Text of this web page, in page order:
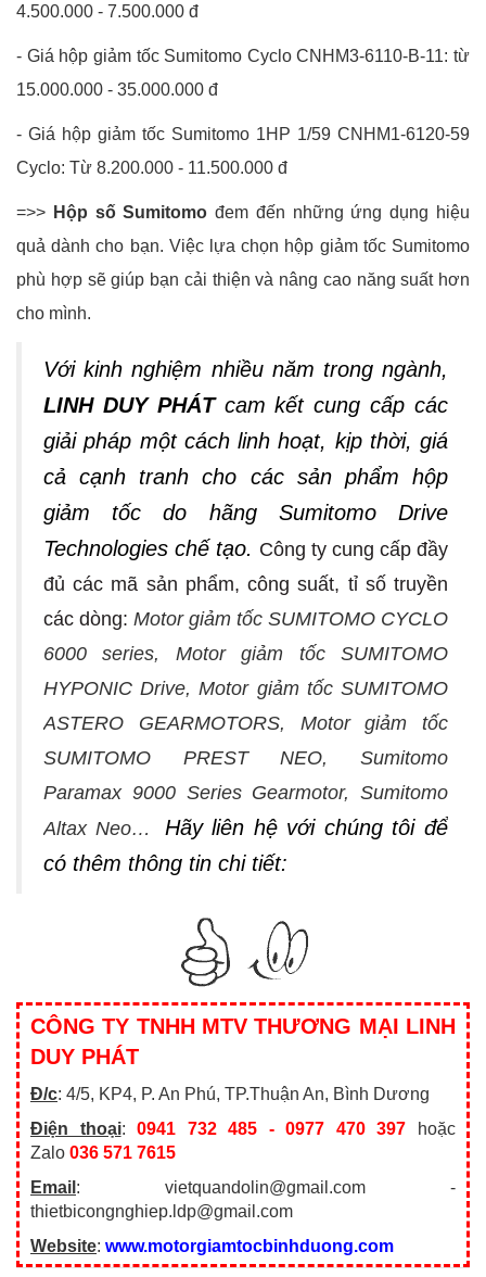
4.500.000 - 7.500.000 đ
- Giá hộp giảm tốc Sumitomo Cyclo CNHM3-6110-B-11: từ
15.000.000 - 35.000.000 đ
- Giá hộp giảm tốc Sumitomo 1HP 1/59 CNHM1-6120-59
Cyclo: Từ 8.200.000 - 11.500.000 đ
=>> Hộp số Sumitomo đem đến những ứng dụng hiệu
quả dành cho bạn. Việc lựa chọn hộp giảm tốc Sumitomo
phù hợp sẽ giúp bạn cải thiện và nâng cao năng suất hơn
cho mình.
Với kinh nghiệm nhiều năm trong ngành,
LINH DUY PHÁTcam kết cung cấp các
giải pháp một cách linh hoạt, kịp thời, giá
cả cạnh tranh cho các sản phẩm hộp
giảm tốc do hãng Sumitomo Drive
Technologies chế tạo. Công ty cung cấp đầy
đủ các mã sản phẩm, công suất, tỉ số truyền
các dòng: Motor giảm tốc SUMITOMO CYCLO
6000 series, Motor giảm tốc SUMITOMO
HYPONIC Drive, Motor giảm tốc SUMITOMO
ASTERO GEARMOTORS, Motor giảm tốc
SUMITOMO PREST NEO, Sumitomo
Paramax 9000 Series Gearmotor, Sumitomo
Altax Neo…
Hãy liên hệ với chúng tôi để
có thêm thông tin chi tiết:
CÔNG TY TNHH MTV THƯƠNG MẠI LINH
DUY PHÁT
Đ/c: 4/5, KP4, P. An Phú, TP.Thuận An, Bình Dương
Điện thoại:0941 732 485 - 0977 470 397 hoặc
Zalo 036 571 7615
Email : vietquandolin@gmail.com -
thietbicongnghiep.ldp@gmail.com
Website: www.motorgiamtocbinhduong.com